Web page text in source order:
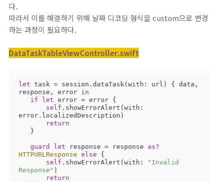
다.
따라서 이를 해결하기 위해 날짜 디코딩 형식을 custom으로 변경
하는 과정이 필요하다.
DataTaskTableViewController.swift
let task = session.dataTask(with: url) { data,
response, error in
if
let error = error {
self .showErrorAlert(with:
error.localizedDescription)
return
guard let response = response as?
HTTPURLResponse else {
self .showErrorAlert(with:
"Invalid
Response" )
return